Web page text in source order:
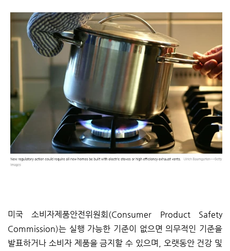
미국 소비자제품안전위원회(Consumer Product Safety
Commission)는 실행 가능한 기준이 없으면 의무적인 기준을
발표하거나 소비자 제품을 금지할 수 있으며, 오랫동안 건강 및